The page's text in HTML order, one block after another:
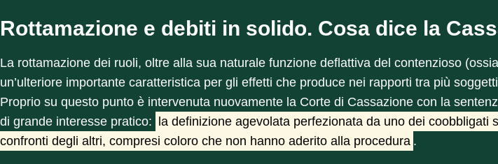
Rottamazione e debiti in solido. Cosa dice la
La rottamazione dei ruoli, oltre alla sua naturale funzione deflattiva del contenzioso
un’ulteriore importante caratteristica per gli effetti che produce nei rapporti tra più
Proprio su questo punto è intervenuta nuovamente la Corte di Cassazione con la
di grande interesse pratico:
la definizione agevolata perfezionata da uno dei coobbligati
confronti degli altri, compresi coloro che non hanno aderito alla procedura .